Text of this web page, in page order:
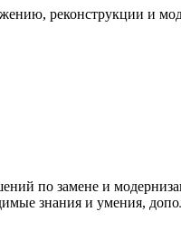
реконструкции и
по замене и
знания и умения,